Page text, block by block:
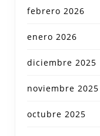
febrero 2026
enero 2026
diciembre 2025
noviembre 2025
octubre 2025